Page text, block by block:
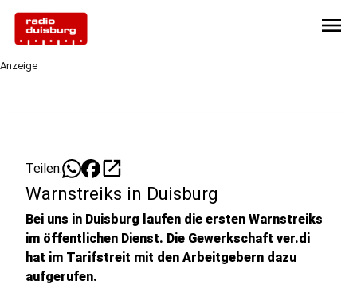
menu
Anzeige
Teilen: open_in_new
Warnstreiks in Duisburg
Bei uns in Duisburg laufen die ersten Warnstreiks
im öffentlichen Dienst. Die Gewerkschaft ver.di
hat im Tarifstreit mit den Arbeitgebern dazu
aufgerufen.